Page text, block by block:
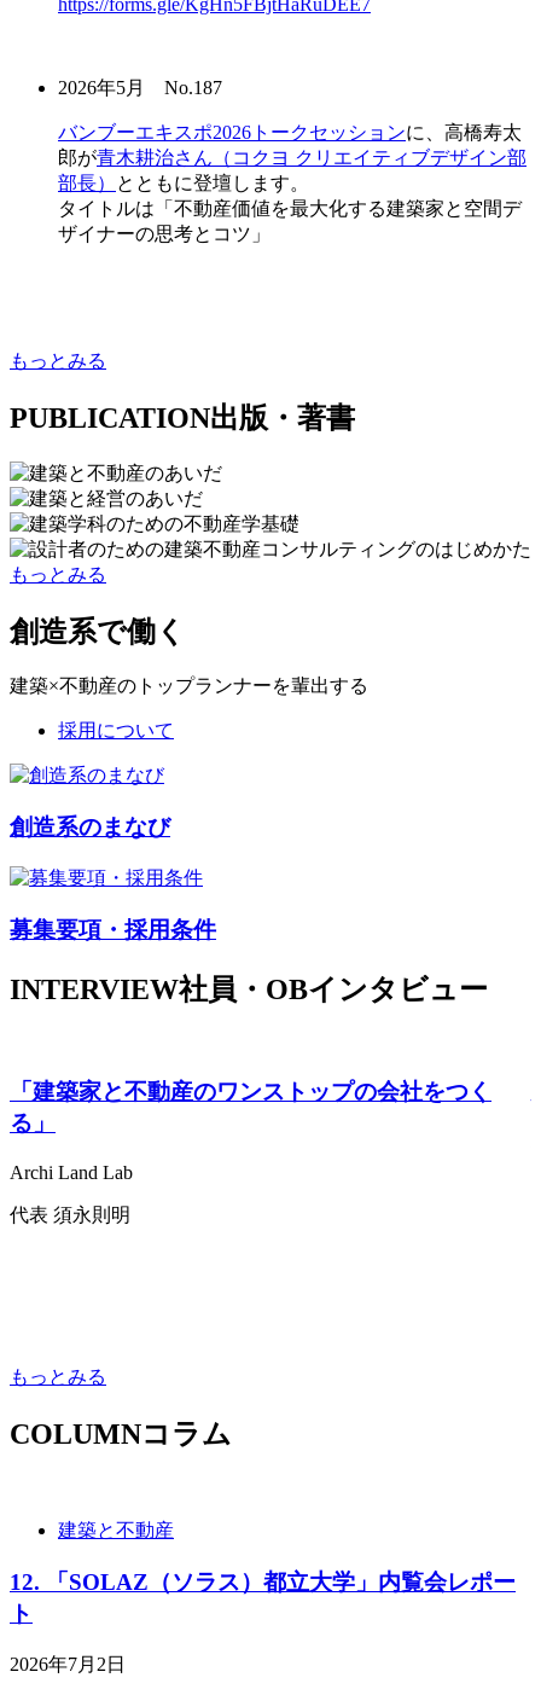
2026年5月 No.187
バンブーエキスポ2026トークセッションに、高橋寿太
郎が青木耕治さん（コクヨ クリエイティブデザイン部
部長）
とともに登壇します。
タイトルは「不動産価値を最大化する建築家と空間デ
ザイナーの思考とコツ」
もっとみる
PUBLICATION出版・著書
もっとみる
創造系で働く
建築×不動産のトップランナーを輩出する
採用について
創造系のまなび
募集要項・採用条件
INTERVIEW社員・OBインタビュー
「建築家と不動産のワンストップの会社をつく
る」
Archi Land Lab
代表 須永則明
もっとみる
COLUMNコラム
建築と不動産
12. 「SOLAZ（ソラス）都立大学」内覧会レポー
ト
2026年7月2日